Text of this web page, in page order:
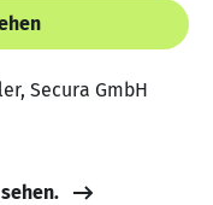
Secura GmbH